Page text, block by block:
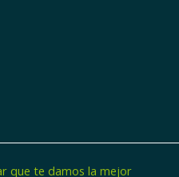
que te damos la mejor